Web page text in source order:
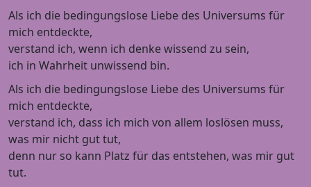
Als ich die bedingungslose Liebe des Universums für
mich entdeckte,
verstand ich, wenn ich denke wissend zu sein,
ich in Wahrheit unwissend bin.
Als ich die bedingungslose Liebe des Universums für
mich entdeckte,
verstand ich, dass ich mich von allem loslösen muss,
was mir nicht gut tut,
denn nur so kann Platz für das entstehen, was mir gut
tut.